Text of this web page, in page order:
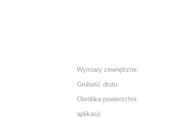
Wymiary zewnętrzne:
Grubość drutu:
Obróbka powierzchni:
aplikacji: